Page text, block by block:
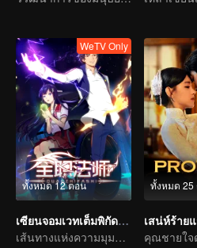
ทั้งหมด 12 ตอน
WeTV Only
เซียนจอมเวทเต็มพิกัด ซีซัน1
เส้นทางแห่งความมุมานะในการฝึกพัฒนาตนเอง
ทั้งหมด 25
เสน่ห์ร้าย